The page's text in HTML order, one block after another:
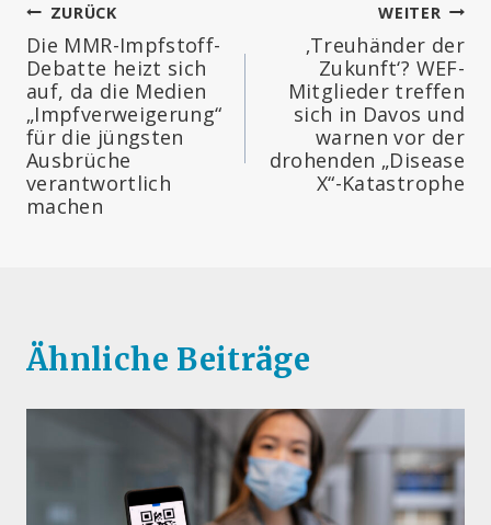
Beitragsnavigation
ZURÜCK
Die MMR-Impfstoff-
Debatte heizt sich
auf, da die Medien
„Impfverweigerung“
für die jüngsten
Ausbrüche
verantwortlich
machen
WEITER
‚Treuhänder der
Zukunft‘? WEF-
Mitglieder treffen
sich in Davos und
warnen vor der
drohenden „Disease
X“-Katastrophe
Ähnliche Beiträge